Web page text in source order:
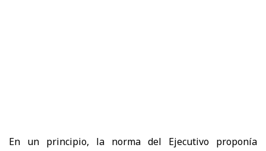
En un principio, la norma del Ejecutivo proponía